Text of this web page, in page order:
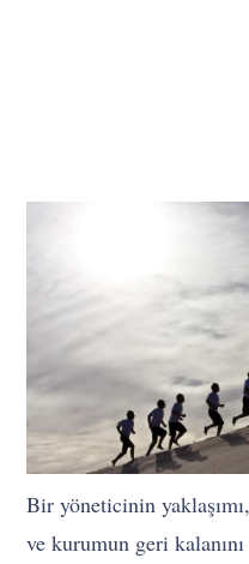
Bir yöneticinin
ve kurumun geri